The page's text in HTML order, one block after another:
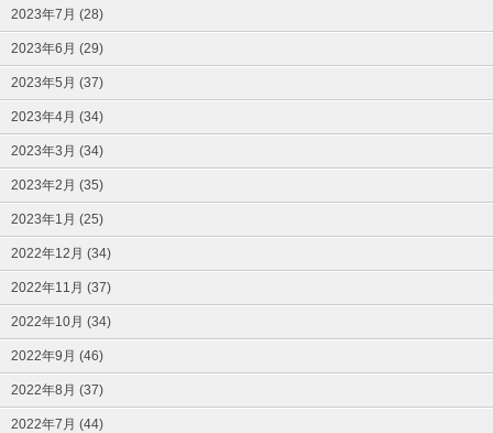
2023年7月 (28)
2023年6月 (29)
2023年5月 (37)
2023年4月 (34)
2023年3月 (34)
2023年2月 (35)
2023年1月 (25)
2022年12月 (34)
2022年11月 (37)
2022年10月 (34)
2022年9月 (46)
2022年8月 (37)
2022年7月 (44)